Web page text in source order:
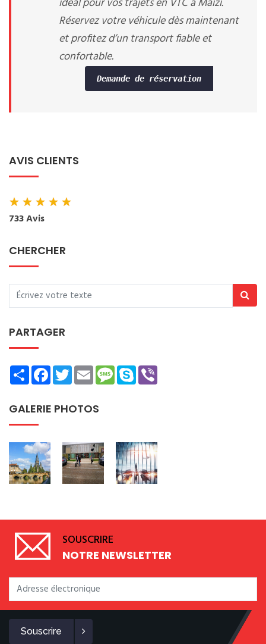
Réservez votre véhicule dès maintenant
et profitez d’un transport fiable et
confortable.
Demande de réservation
AVIS CLIENTS
★★★★★
733 Avis
CHERCHER
PARTAGER
ShareFacebookTwitterEmailMessage
Skype
GALERIE PHOTOS
SOUSCRIRE
NOTRE NEWSLETTER
Souscrire